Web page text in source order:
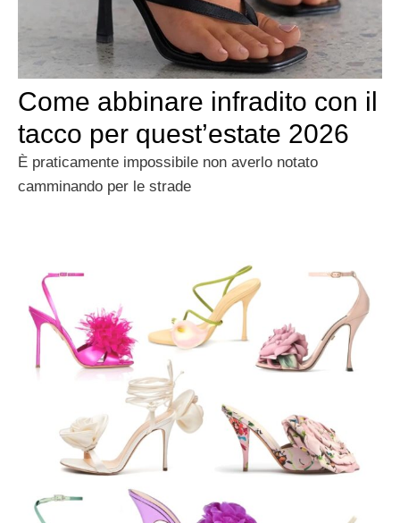
Come abbinare infradito con il
tacco per quest’estate 2026
È praticamente impossibile non averlo notato
camminando per le strade